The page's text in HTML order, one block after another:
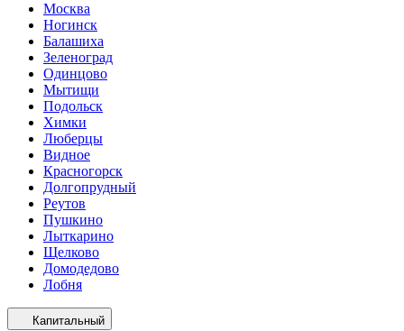
Москва
Ногинск
Балашиха
Зеленоград
Одинцово
Мытищи
Подольск
Химки
Люберцы
Видное
Красногорск
Долгопрудный
Реутов
Пушкино
Лыткарино
Щелково
Домодедово
Лобня
Капитальный